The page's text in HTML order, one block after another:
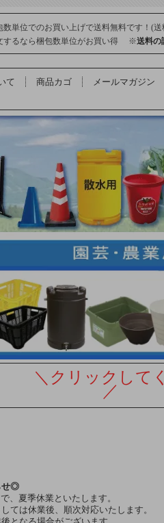
数単位でのお買い上げで送料無料です！(
するなら梱包数単位がお買い得 ※送料の
て 商品カゴ メールマガジン
＼クリックして
／
せ◎
で、夏季休業といたします。
ては休業後、順次対応いたします。